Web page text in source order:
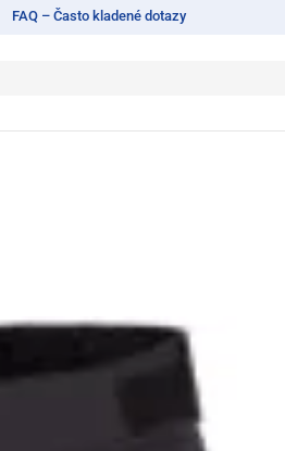
FAQ – Často kladené dotazy